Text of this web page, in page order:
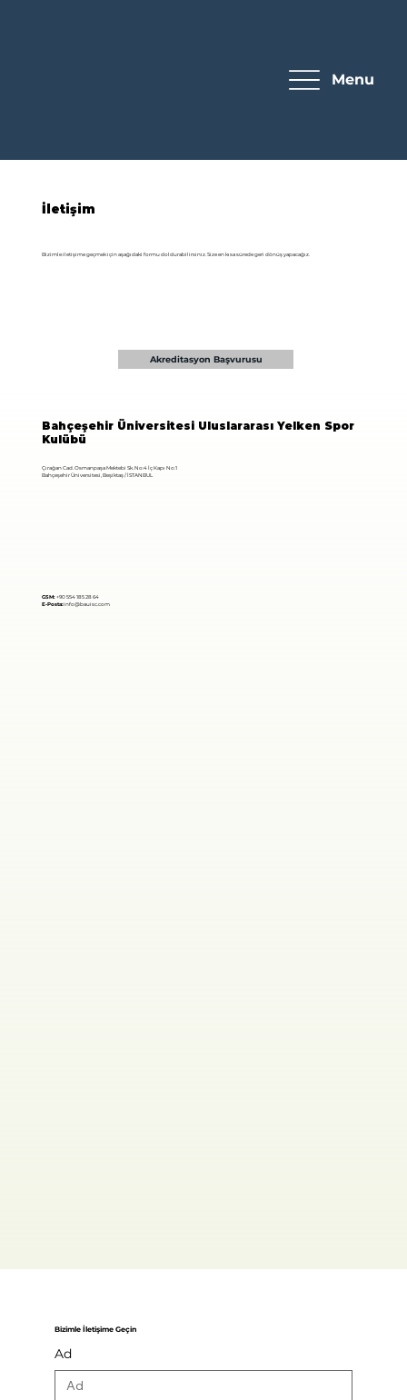
Menu
İletişim
Bizimle iletişime geçmek için aşağıdaki formu doldurabilirsiniz. Size en kısa sürede geri dönüş yapacağız.
Bahçeşehir Üniversitesi Uluslararası Yelken Spor
Kulübü
Çırağan Cad. Osmanpaşa Mektebi Sk. No:4 İç Kapı No:1
Bahçeşehir Üniversitesi, Beşiktaş / İSTANBUL
GSM:+90 554 185 28 64
E-Posta:info@bauisc.com
Akreditasyon Başvurusu
Bizimle İletişime Geçin
Ad